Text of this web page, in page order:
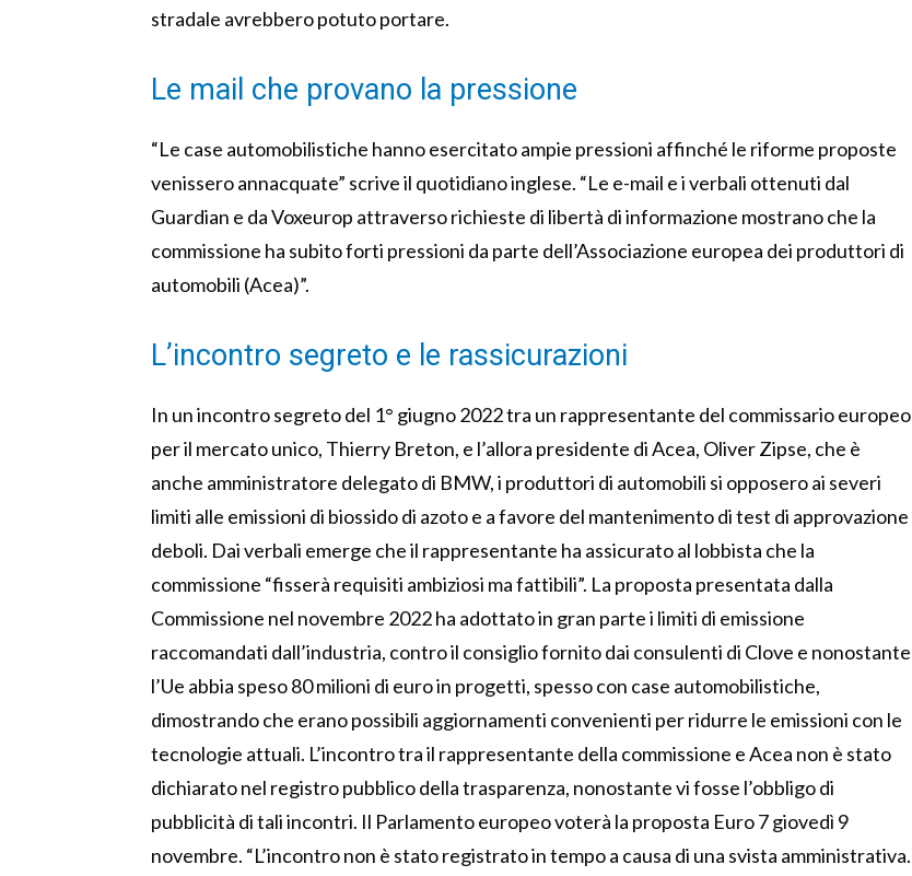
stradale avrebbero potuto portare.
Le mail che provano la pressione
“Le case automobilistiche hanno esercitato ampie pressioni affinché le riforme proposte
venissero annacquate” scrive il quotidiano inglese. “Le e-mail e i verbali ottenuti dal
Guardian e da Voxeurop attraverso richieste di libertà di informazione mostrano che la
commissione ha subito forti pressioni da parte dell’Associazione europea dei produttori di
automobili (Acea)”.
L’incontro segreto e le rassicurazioni
In un incontro segreto del 1° giugno 2022 tra un rappresentante del commissario europeo
per il mercato unico, Thierry Breton, e l’allora presidente di Acea, Oliver Zipse, che è
anche amministratore delegato di BMW, i produttori di automobili si opposero ai severi
limiti alle emissioni di biossido di azoto e a favore del mantenimento di test di approvazione
deboli. Dai verbali emerge che il rappresentante ha assicurato al lobbista che la
commissione “fisserà requisiti ambiziosi ma fattibili”. La proposta presentata dalla
Commissione nel novembre 2022 ha adottato in gran parte i limiti di emissione
raccomandati dall’industria, contro il consiglio fornito dai consulenti di Clove e nonostante
l’Ue abbia speso 80 milioni di euro in progetti, spesso con case automobilistiche,
dimostrando che erano possibili aggiornamenti convenienti per ridurre le emissioni con le
tecnologie attuali. L’incontro tra il rappresentante della commissione e Acea non è stato
dichiarato nel registro pubblico della trasparenza, nonostante vi fosse l’obbligo di
pubblicità di tali incontri. Il Parlamento europeo voterà la proposta Euro 7 giovedì 9
novembre. “L’incontro non è stato registrato in tempo a causa di una svista amministrativa.